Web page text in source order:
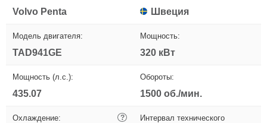
Volvo Penta Швеция
Модель двигателя:
TAD941GE
Мощность:
320 кВт
Мощность (л.с.):
435.07
Обороты:
1500 об./мин.
Охлаждение: ?
Интервал технического